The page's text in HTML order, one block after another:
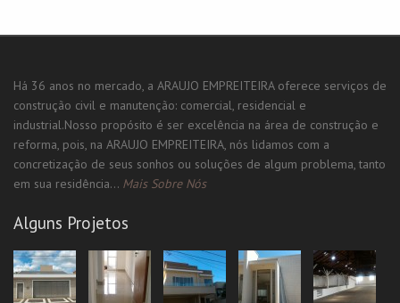
Há 36 anos no mercado, a ARAUJO EMPREITEIRA oferece serviços de
construção civil e manutenção: comercial, residencial e
industrial.Nosso propósito é ser excelência na área de construção e
reforma, pois, na ARAUJO EMPREITEIRA, nós lidamos com a
concretização de seus sonhos ou soluções de algum problema, tanto
em sua residência... Mais Sobre Nós
Alguns Projetos